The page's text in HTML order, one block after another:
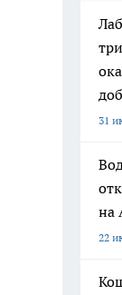
31
на
22